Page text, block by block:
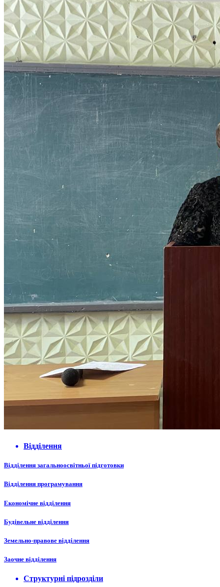
Відділення
Відділення загальноосвітньої підготовки
Відділення програмування
Економічне відділення
Будівельне відділення
Земельно-правове відділення
Заочне відділення
Структурні підрозділи